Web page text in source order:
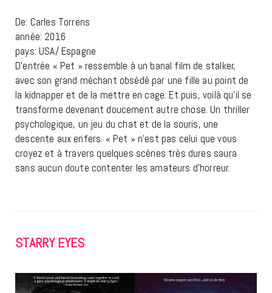
De: Carles Torrens
année: 2016
pays: USA/ Espagne
D’entrée « Pet » ressemble à un banal film de stalker,
avec son grand méchant obsédé par une fille au point de
la kidnapper et de la mettre en cage. Et puis, voilà qu’il se
transforme devenant doucement autre chose. Un thriller
psychologique, un jeu du chat et de la souris, une
descente aux enfers. « Pet » n’est pas celui que vous
croyez et à travers quelques scènes très dures saura
sans aucun doute contenter les amateurs d’horreur.
STARRY EYES